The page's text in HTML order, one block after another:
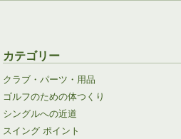
カテゴリー
クラブ・パーツ・用品
ゴルフのための体つくり
シングルへの近道
スイング ポイント